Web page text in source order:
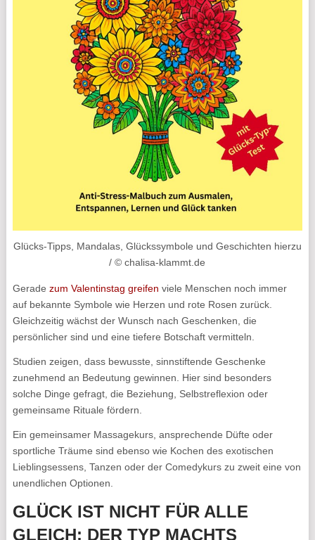
Glücks-Tipps, Mandalas, Glückssymbole und Geschichten hierzu
/ © chalisa-klammt.de
Gerade zum Valentinstag greifen viele Menschen noch immer
auf bekannte Symbole wie Herzen und rote Rosen zurück.
Gleichzeitig wächst der Wunsch nach Geschenken, die
persönlicher sind und eine tiefere Botschaft vermitteln.
Studien zeigen, dass bewusste, sinnstiftende Geschenke
zunehmend an Bedeutung gewinnen. Hier sind besonders
solche Dinge gefragt, die Beziehung, Selbstreflexion oder
gemeinsame Rituale fördern.
Ein gemeinsamer Massagekurs, ansprechende Düfte oder
sportliche Träume sind ebenso wie Kochen des exotischen
Lieblingsessens, Tanzen oder der Comedykurs zu zweit eine von
unendlichen Optionen.
GLÜCK IST NICHT FÜR ALLE
GLEICH: DER TYP MACHTS